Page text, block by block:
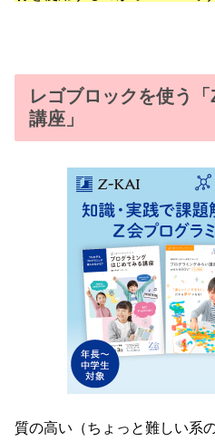
レゴブロックを使う
講座」
質の高い（ちょっと難しい系の